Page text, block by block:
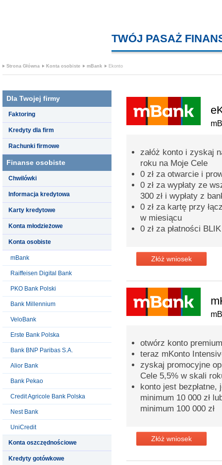
TWÓJ PASAŻ
Strona Główna Konta osobiste mBank Ekonto
Dla Twojej firmy
Faktoring
Kredyty dla firm
Rachunki firmowe
Finanse osobiste
Chwilówki
Informacja kredytowa
Karty kredytowe
Konta młodzieżowe
Konta osobiste
mBank
Raiffeisen Digital Bank
PKO Bank Polski
Bank Millennium
VeloBank
Erste Bank Polska
Bank BNP Paribas S.A.
Alior Bank
Bank Pekao
Credit Agricole Bank Polska
Nest Bank
UniCredit
Konta oszczędnościowe
Kredyty gotówkowe
załóż konto i zyskaj
roku na Moje Cele
0 zł za otwarcie i
0 zł za wypłaty ze
300 zł i wypłaty z
0 zł za kartę przy
w miesiącu
0 zł za płatności
Złóż wniosek
otwórz konto
teraz mKonto
zyskaj promocyjne
Cele 5,5% w skali
konto jest bezpłatne,
minimum 10 000 zł
minimum 100 000 zł
Złóż wniosek